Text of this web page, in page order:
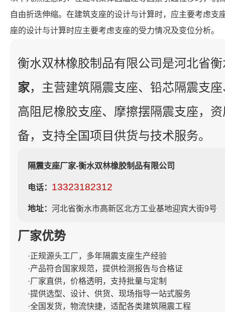
自由折迭伸缩。在建筑支座的设计与计算时，应主要考虑支
座的设计与计算时应主要考虑支座的受力情况及变位分析。
衡水双林橡胶制品有限公司是河北省
家，主营建筑隔震支座、铅芯隔震支
高阻尼橡胶支座、摩擦摆隔震支座，
备，支持全国项目供货与技术服务。
隔震支座厂家-衡水双林橡胶制品有限公司
电话： 13323182312
地址： 河北省衡水市高新区北方工业基地迎宾大街9号
厂家优势
·正规源头工厂，多年隔震支座生产经验
·产品符合国家规范，提供检测报告与合格证
·厂家直供，价格透明，支持批量与定制
·提供选型、设计、供货、现场指导一站式服务
·全国发货，物流快捷，适配各类建筑隔震工程